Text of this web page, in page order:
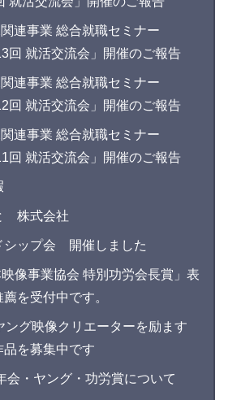
関連事業 総合就職セミナー
回 就活交流会」開催のご報告
関連事業 総合就職セミナー
回 就活交流会」開催のご報告
関連事業 総合就職セミナー
回 就活交流会」開催のご報告
株式会社
シップ会 開催しました
映像事業協会 特別功労会長賞」表
を受付中です。
ング映像クリエーターを励ます
品を募集中です
・ヤング・功労賞について